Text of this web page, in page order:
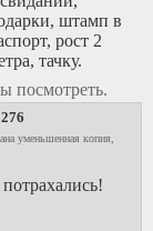
штамп в
рост 2
тачку.
посмотреть.
уменьшенная копия,